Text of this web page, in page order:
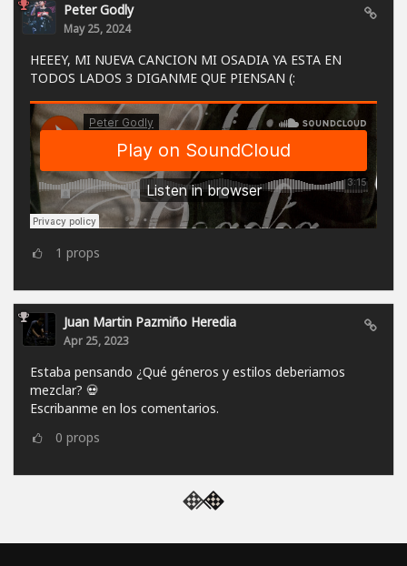
Peter Godly
May 25, 2024
HEEEY, MI NUEVA CANCION MI OSADIA YA ESTA EN
TODOS LADOS 3 DIGANME QUE PIENSAN (:
1 props
Juan Martin Pazmiño Heredia
Apr 25, 2023
Estaba pensando ¿Qué géneros y estilos deberiamos
mezclar? 💀
Escribanme en los comentarios.
0 props